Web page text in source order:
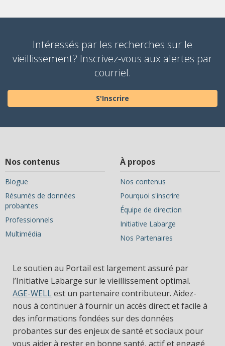
Intéressés par les recherches sur le
vieillissement? Inscrivez-vous aux alertes par
courriel.
S'Inscrire
Nos contenus
Blogue
Résumés de données
probantes
Professionnels
Multimédia
À propos
Nos contenus
Pourquoi s'inscrire
Équipe de direction
Initiative Labarge
Nos Partenaires
Le soutien au Portail est largement assuré par
l’Initiative Labarge sur le vieillissement optimal.
AGE-WELLest un partenaire contributeur. Aidez-
nous à continuer à fournir un accès direct et facile à
des informations fondées sur des données
probantes sur des enjeux de santé et sociaux pour
vous aider à rester en bonne santé, actif et engagé